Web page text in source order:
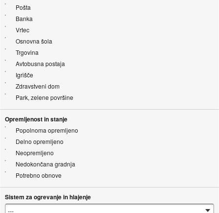
Pošta
Banka
Vrtec
Osnovna šola
Trgovina
Avtobusna postaja
Igrišče
Zdravstveni dom
Park, zelene površine
Opremljenost in stanje
Popolnoma opremljeno
Delno opremljeno
Neopremljeno
Nedokončana gradnja
Potrebno obnove
Sistem za ogrevanje in hlajenje